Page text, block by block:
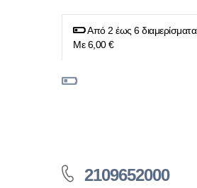
Από 2 έως 6 διαμερίσματα
Με 6,00 €
2109652000